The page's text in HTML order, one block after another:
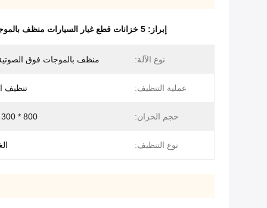
إبراز: 5 خزانات قطع غيار السيارات منظف بالموجات فوق الصوتية
نوع الآلة: منظف ​​بالموجات فوق الصوتية
عملية التنظيف: تنظيف
حجم الخزان: 800 * 300 * 400 مم
نوع التنظيف: